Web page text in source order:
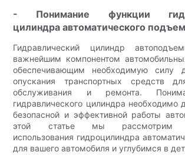
- Понимание функции
цилиндра автоматического
Гидравлический цилиндр
важнейшим компонентом
обеспечивающим необходимую силу
опускания транспортных средств
обслуживания и ремонта.
гидравлического цилиндра необходимо
безопасной и эффективной работы
этой статье мы рассмотрим
использования гидроцилиндра
для вашего автомобиля и углубимся в